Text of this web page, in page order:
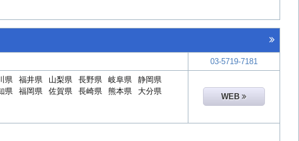
03-5719-7181
県 福井県 山梨県 長野県 岐阜県
静岡県
県 福岡県 佐賀県 長崎県 熊本県
大分県
WEB